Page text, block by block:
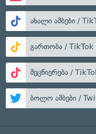
ახალი ამბები /
გართობა / TikTok
მეცნიერება /
ბოლო ამბები /